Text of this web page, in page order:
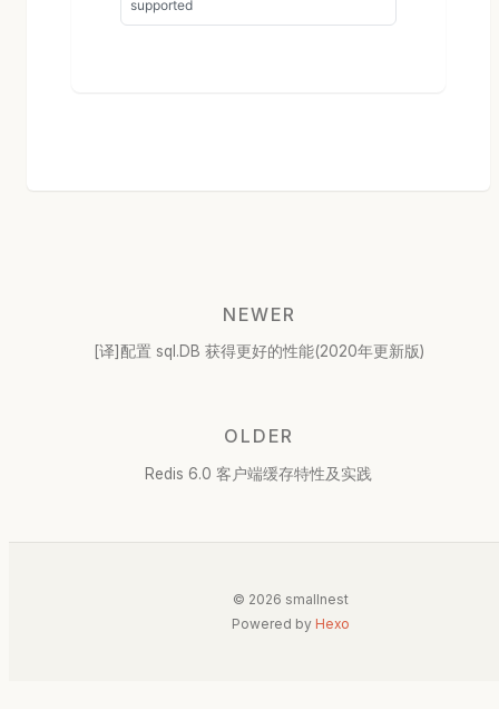
NEWER
[译]配置 sql.DB 获得更好的性能(2020年更新版)
OLDER
Redis 6.0 客户端缓存特性及实践
© 2026 smallnest
Powered by Hexo